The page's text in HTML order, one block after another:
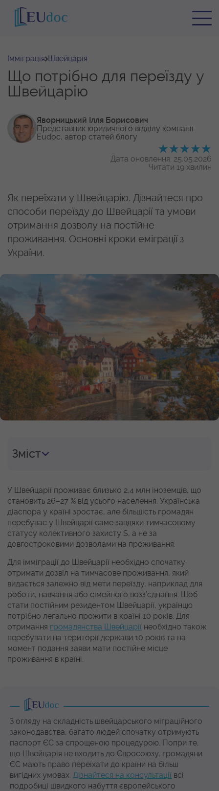
Імміграція Швейцарія
Що потрібно для переїзду у
Швейцарію
Яворницький Ілля Борисович
Представник юридичного відділу компанії
Eudoc, автор статей блогу
Дата оновлення: 25.05.2026
Читати 19 хвилин
Як переїхати у Швейцарію. Дізнайтеся про
способи переїзду до Швейцарії та умови
отримання дозволу на постійне
проживання. Основні кроки еміграції з
України.
Зміст
У Швейцарії проживає близько 2,4 млн іноземців, що
становить 26–27 % від усього населення. Українська
діаспора у країні зростає, але більшість громадян
перебуває у Швейцарії саме завдяки тимчасовому
статусу колективного захисту S, а не за
довгостроковими дозволами на проживання.
Для імміграції до Швейцарії необхідно спочатку
отримати дозвіл на тимчасове проживання, який
видається залежно від мети переїзду, наприклад для
роботи, навчання або сімейного возз’єднання. Щоб
стати постійним резидентом Швейцарії, українцю
потрібно легально прожити в країні 10 років. Для
отримання громадянства Швейцарії необхідно також
перебувати на території держави 10 років та на
момент подання заяви мати постійне місце
проживання в країні.
З огляду на складність швейцарського міграційного
законодавства, багато людей спочатку отримують
паспорт ЄС за спрощеною процедурою. Попри те,
що Швейцарія не входить до Євросоюзу, громадяни
ЄС мають право переїхати до країни на більш
вигідних умовах. Дізнайтеся на консультації всі
подробиці швидкого набуття європейського